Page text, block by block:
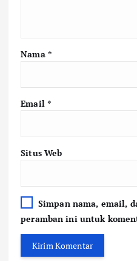
Nama *
Email *
Situs Web
Simpan nama, email,
peramban ini untuk